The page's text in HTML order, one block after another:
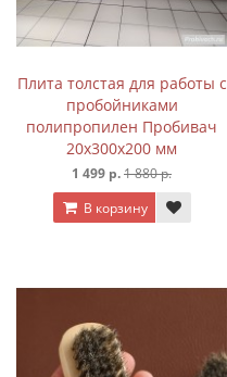
Плита толстая для работы с
пробойниками
полипропилен Пробивач
20х300х200 мм
1 499 р.1 880 р.
В корзину